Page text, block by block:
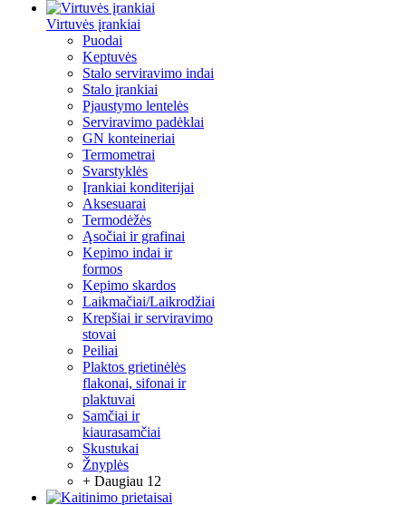
Virtuvės įrankiai
Puodai
Keptuvės
Stalo serviravimo indai
Stalo įrankiai
Pjaustymo lentelės
Serviravimo padėklai
GN konteineriai
Termometrai
Svarstyklės
Įrankiai konditerijai
Aksesuarai
Termodėžės
Ąsočiai ir grafinai
Kepimo indai ir
formos
Kepimo skardos
Laikmačiai/Laikrodžiai
Krepšiai ir serviravimo
stovai
Peiliai
Plaktos grietinėlės
flakonai, sifonai ir
plaktuvai
Samčiai ir
kiaurasamčiai
Skustukai
Žnyplės
+ Daugiau 12